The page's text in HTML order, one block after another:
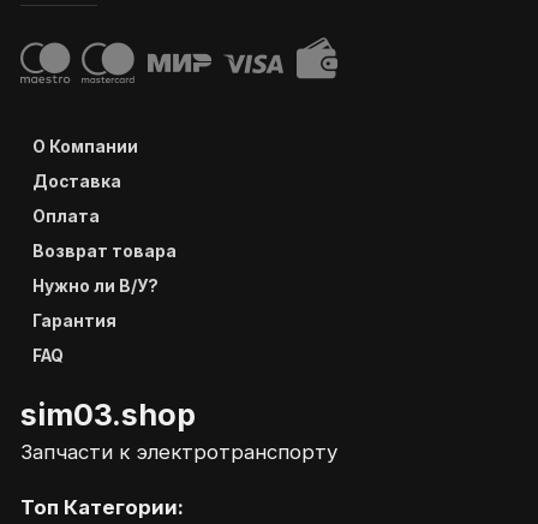
О Компании
Доставка
Оплата
Возврат товара
Нужно ли В/У?
Гарантия
FAQ
sim03.shop
Запчасти к электротранспорту
Топ Категории: